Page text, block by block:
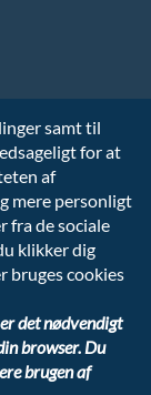
samt til
for at
af
mere personligt
fra de sociale
klikker dig
bruges cookies
det nødvendigt
browser. Du
brugen af